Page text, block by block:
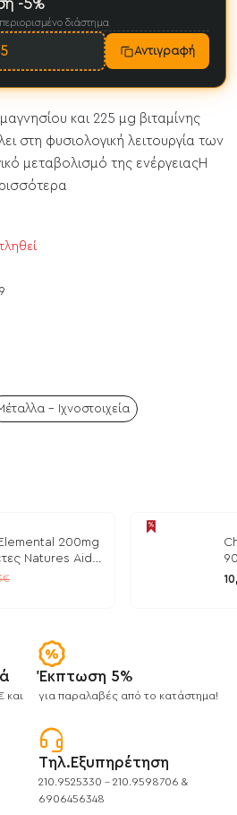
-5%
διάστημα
Αντιγραφή
και 225 μg βιταμίνης
στη φυσιολογική λειτουργία των
μεταβολισμό της ενέργειαςΗ
- Ιχνοστοιχεία
200mg
Natures Aid
/
και
Έκπτωση 5%
για παραλαβές από το κατάστημα!
Τηλ.Εξυπηρέτηση
210.9525330 - 210.9598706 &
6906456348